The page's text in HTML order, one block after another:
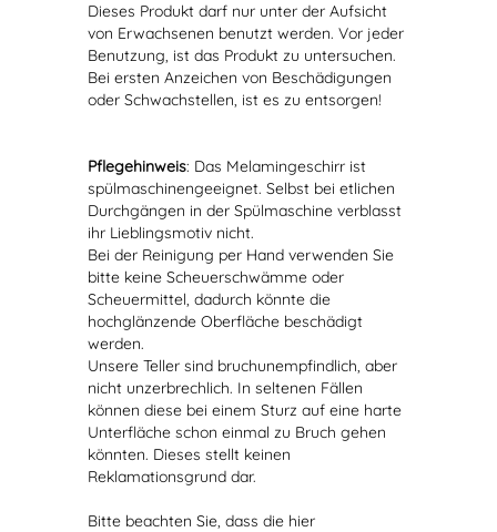
Dieses Produkt darf nur unter der Aufsicht
von Erwachsenen benutzt werden. Vor jeder
Benutzung, ist das Produkt zu untersuchen.
Bei ersten Anzeichen von Beschädigungen
oder Schwachstellen, ist es zu entsorgen!
Pflegehinweis: Das Melamingeschirr ist
spülmaschinengeeignet. Selbst bei etlichen
Durchgängen in der Spülmaschine verblasst
ihr Lieblingsmotiv nicht.
Bei der Reinigung per Hand verwenden Sie
bitte keine Scheuerschwämme oder
Scheuermittel, dadurch könnte die
hochglänzende Oberfläche beschädigt
werden.
Unsere Teller sind bruchunempfindlich, aber
nicht unzerbrechlich. In seltenen Fällen
können diese bei einem Sturz auf eine harte
Unterfläche schon einmal zu Bruch gehen
könnten. Dieses stellt keinen
Reklamationsgrund dar.
Bitte beachten Sie, dass die hier